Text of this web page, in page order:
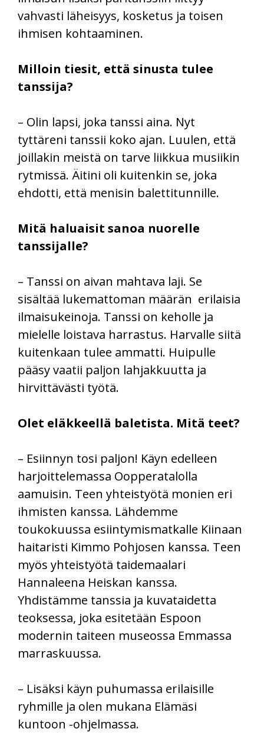
vahvasti läheisyys, kosketus ja toisen
ihmisen kohtaaminen.
Milloin tiesit, että sinusta tulee
tanssija?
– Olin lapsi, joka tanssi aina. Nyt
tyttäreni tanssii koko ajan. Luulen, että
joillakin meistä on tarve liikkua musiikin
rytmissä. Äitini oli kuitenkin se, joka
ehdotti, että menisin balettitunnille.
Mitä haluaisit sanoa nuorelle
tanssijalle?
– Tanssi on aivan mahtava laji. Se
sisältää lukemattoman määrän erilaisia
ilmaisukeinoja. Tanssi on keholle ja
mielelle loistava harrastus. Harvalle siitä
kuitenkaan tulee ammatti. Huipulle
pääsy vaatii paljon lahjakkuutta ja
hirvittävästi työtä.
Olet eläkkeellä baletista. Mitä teet?
– Esiinnyn tosi paljon! Käyn edelleen
harjoittelemassa Oopperatalolla
aamuisin. Teen yhteistyötä monien eri
ihmisten kanssa. Lähdemme
toukokuussa esiintymismatkalle Kiinaan
haitaristi Kimmo Pohjosen kanssa. Teen
myös yhteistyötä taidemaalari
Hannaleena Heiskan kanssa.
Yhdistämme tanssia ja kuvataidetta
teoksessa, joka esitetään Espoon
modernin taiteen museossa Emmassa
marraskuussa.
– Lisäksi käyn puhumassa erilaisille
ryhmille ja olen mukana Elämäsi
kuntoon -ohjelmassa.